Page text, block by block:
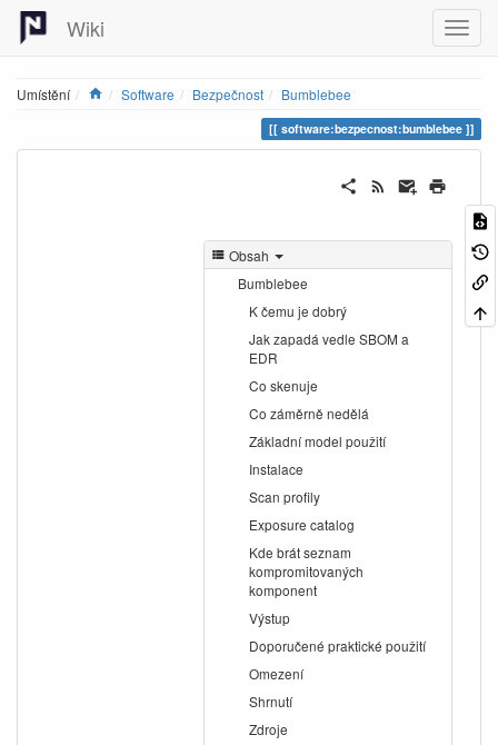
Wiki
Umístění Home
Software Bezpečnost Bumblebee
software:bezpecnost:bumblebee
Obsah
Bumblebee
K čemu je dobrý
Jak zapadá vedle SBOM a
EDR
Co skenuje
Co záměrně nedělá
Základní model použití
Instalace
Scan profily
Exposure catalog
Kde brát seznam
kompromitovaných
komponent
Výstup
Doporučené praktické použití
Omezení
Shrnutí
Zdroje